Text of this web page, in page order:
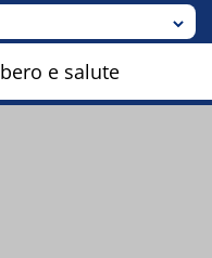
e salute